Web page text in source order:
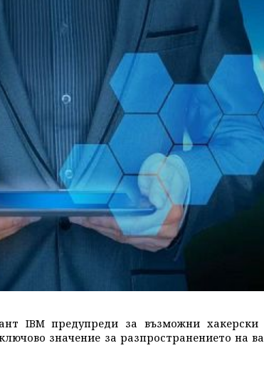
IBM предупреди за възможни
значение за разпространението на